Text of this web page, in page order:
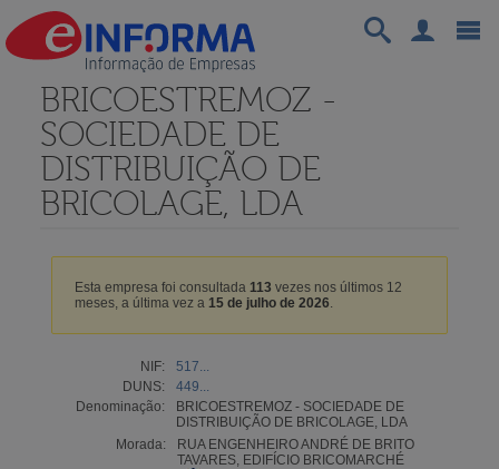
BRICOESTREMOZ -
SOCIEDADE DE
DISTRIBUIÇÃO DE
BRICOLAGE, LDA
Esta empresa foi consultada 113 vezes nos últimos 12
meses, a última vez a 15 de julho de 2026.
NIF:
517...
DUNS:
449...
Denominação:
BRICOESTREMOZ - SOCIEDADE DE
DISTRIBUIÇÃO DE BRICOLAGE, LDA
Morada:
RUA ENGENHEIRO ANDRÉ DE BRITO
TAVARES, EDIFÍCIO BRICOMARCHÉ